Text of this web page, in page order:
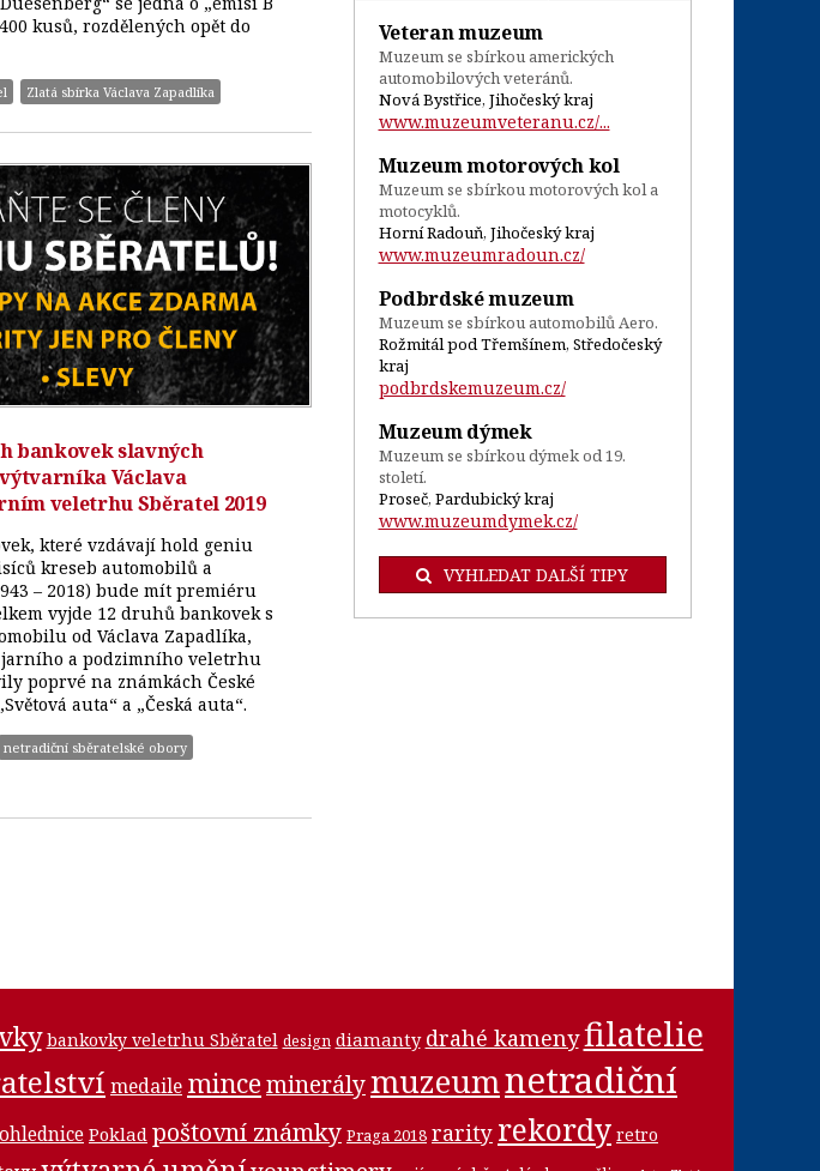
kusů, rozdělených opět do
Zlatá sbírka Václava Zapadlíka
bankovek slavných
Václava
veletrhu Sběratel 2019
které vzdávají hold geniu
kreseb automobilů a
– 2018) bude mít premiéru
vyjde 12 druhů bankovek s
od Václava Zapadlíka,
a podzimního veletrhu
poprvé na známkách České
auta“ a „Česká auta“.
netradiční sběratelské obory
Veteran muzeum
Muzeum se sbírkou amerických
automobilových veteránů.
Nová Bystřice, Jihočeský kraj
www.muzeumveteranu.cz/...
Muzeum motorových kol
Muzeum se sbírkou motorových kol a
motocyklů.
Horní Radouň, Jihočeský kraj
www.muzeumradoun.cz/
Podbrdské muzeum
Muzeum se sbírkou automobilů Aero.
Rožmitál pod Třemšínem, Středočeský
kraj
podbrdskemuzeum.cz/
Muzeum dýmek
Muzeum se sbírkou dýmek od 19.
století.
Proseč, Pardubický kraj
www.muzeumdymek.cz/
VYHLEDAT DALŠÍ TIPY
bankovky veletrhu Sběratel design diamanty drahé kamenyfilatelie
medaile minceminerálymuzeumnetradiční
Poklad poštovní známky Praga 2018 rarity rekordy retro